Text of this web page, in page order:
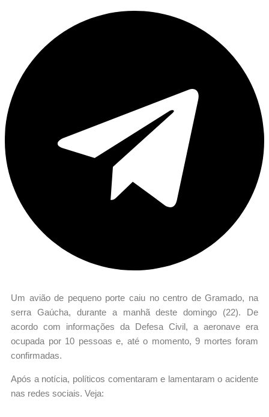
Um avião de pequeno porte caiu no centro de Gramado, na
serra Gaúcha, durante a manhã deste domingo (22). De
acordo com informações da Defesa Civil, a aeronave era
ocupada por 10 pessoas e, até o momento, 9 mortes foram
confirmadas.
Após a notícia, políticos comentaram e lamentaram o acidente
nas redes sociais. Veja: